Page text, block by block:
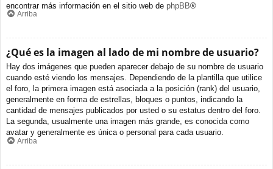
encontrar más información en el sitio web de phpBB®
Arriba
¿Qué es la imagen al lado de mi nombre de usuario?
Hay dos imágenes que pueden aparecer debajo de su nombre de usuario
cuando esté viendo los mensajes. Dependiendo de la plantilla que utilice
el foro, la primera imagen está asociada a la posición (rank) del usuario,
generalmente en forma de estrellas, bloques o puntos, indicando la
cantidad de mensajes publicados por usted o su estatus dentro del foro.
La segunda, usualmente una imagen más grande, es conocida como
avatar y generalmente es única o personal para cada usuario.
Arriba